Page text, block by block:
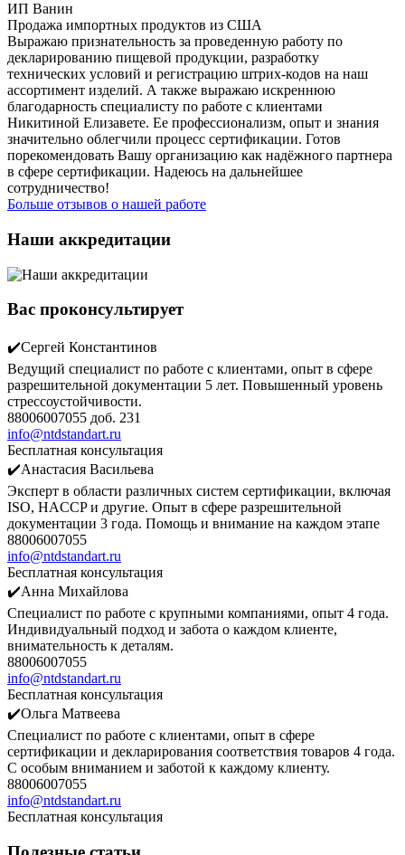
ИП Ванин
Продажа импортных продуктов из США
Выражаю признательность за проведенную работу по
декларированию пищевой продукции, разработку
технических условий и регистрацию штрих-кодов на наш
ассортимент изделий. А также выражаю искреннюю
благодарность специалисту по работе с клиентами
Никитиной Елизавете. Ее профессионализм, опыт и знания
значительно облегчили процесс сертификации. Готов
порекомендовать Вашу организацию как надёжного партнера
в сфере сертификации. Надеюсь на дальнейшее
сотрудничество!
Больше отзывов о нашей работе
Наши аккредитации
Вас проконсультирует
✔️Сергей Константинов
Ведущий специалист по работе с клиентами, опыт в сфере
разрешительной документации 5 лет. Повышенный уровень
стрессоустойчивости.
88006007055 доб. 231
info@ntdstandart.ru
Бесплатная консультация
✔️Анастасия Васильева
Эксперт в области различных систем сертификации, включая
ISO, HACCP и другие. Опыт в сфере разрешительной
документации 3 года. Помощь и внимание на каждом этапе
88006007055
info@ntdstandart.ru
Бесплатная консультация
✔️Анна Михайлова
Специалист по работе с крупными компаниями, опыт 4 года.
Индивидуальный подход и забота о каждом клиенте,
внимательность к деталям.
88006007055
info@ntdstandart.ru
Бесплатная консультация
✔️Ольга Матвеева
Специалист по работе с клиентами, опыт в сфере
сертификации и декларирования соответствия товаров 4 года.
С особым вниманием и заботой к каждому клиенту.
88006007055
info@ntdstandart.ru
Бесплатная консультация